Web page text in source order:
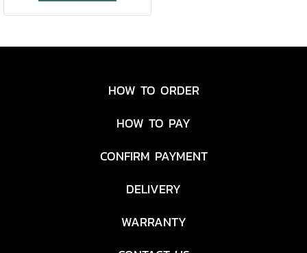
HOW TO ORDER
HOW TO PAY
CONFIRM PAYMENT
DELIVERY
WARRANTY